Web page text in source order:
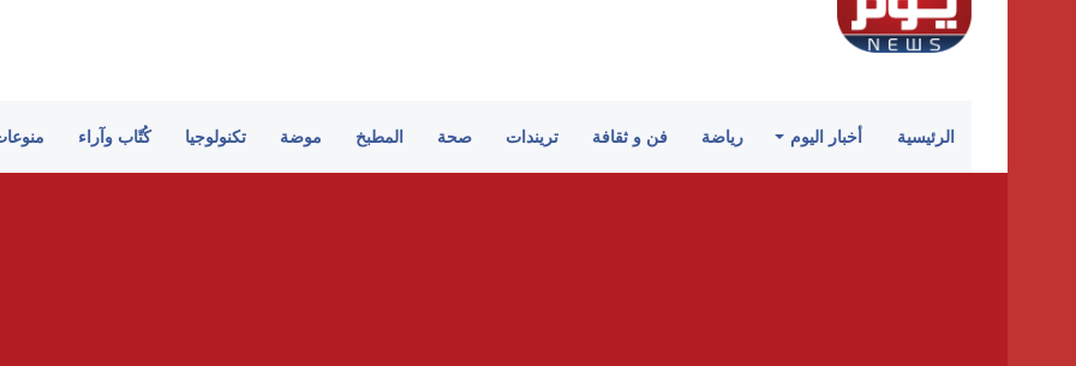
الرئيسية أخبار اليوم رياضة فن و ثقافة تريندات صحة المطبخ موضة تكنولوجيا كُتّاب وآراء